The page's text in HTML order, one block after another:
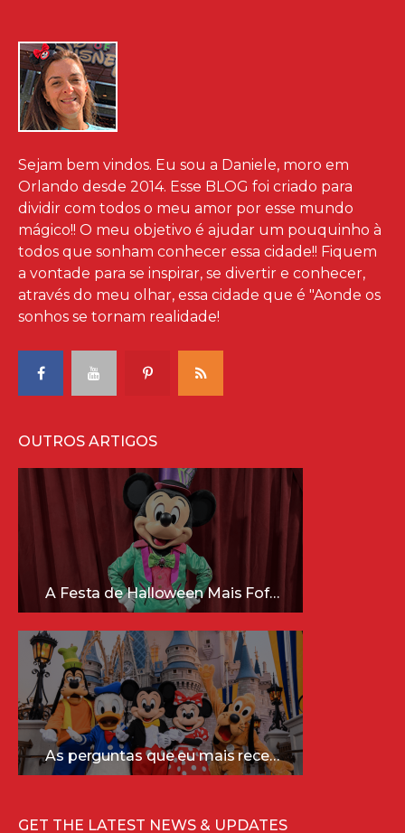
Sejam bem vindos. Eu sou a Daniele, moro em
Orlando desde 2014. Esse BLOG foi criado para
dividir com todos o meu amor por esse mundo
mágico!! O meu objetivo é ajudar um pouquinho à
todos que sonham conhecer essa cidade!! Fiquem
a vontade para se inspirar, se divertir e conhecer,
através do meu olhar, essa cidade que é "Aonde os
sonhos se tornam realidade!
OUTROS ARTIGOS
A Festa de Halloween Mais Fofa da Disney Está Chegando!
As perguntas que eu mais recebo sobre a Disney (e as respostas mais sinceras!)
GET THE LATEST NEWS & UPDATES